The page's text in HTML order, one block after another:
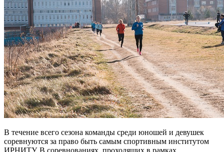
В течение всего сезона команды среди юношей и девушек
соревнуются за право быть самым спортивным институтом